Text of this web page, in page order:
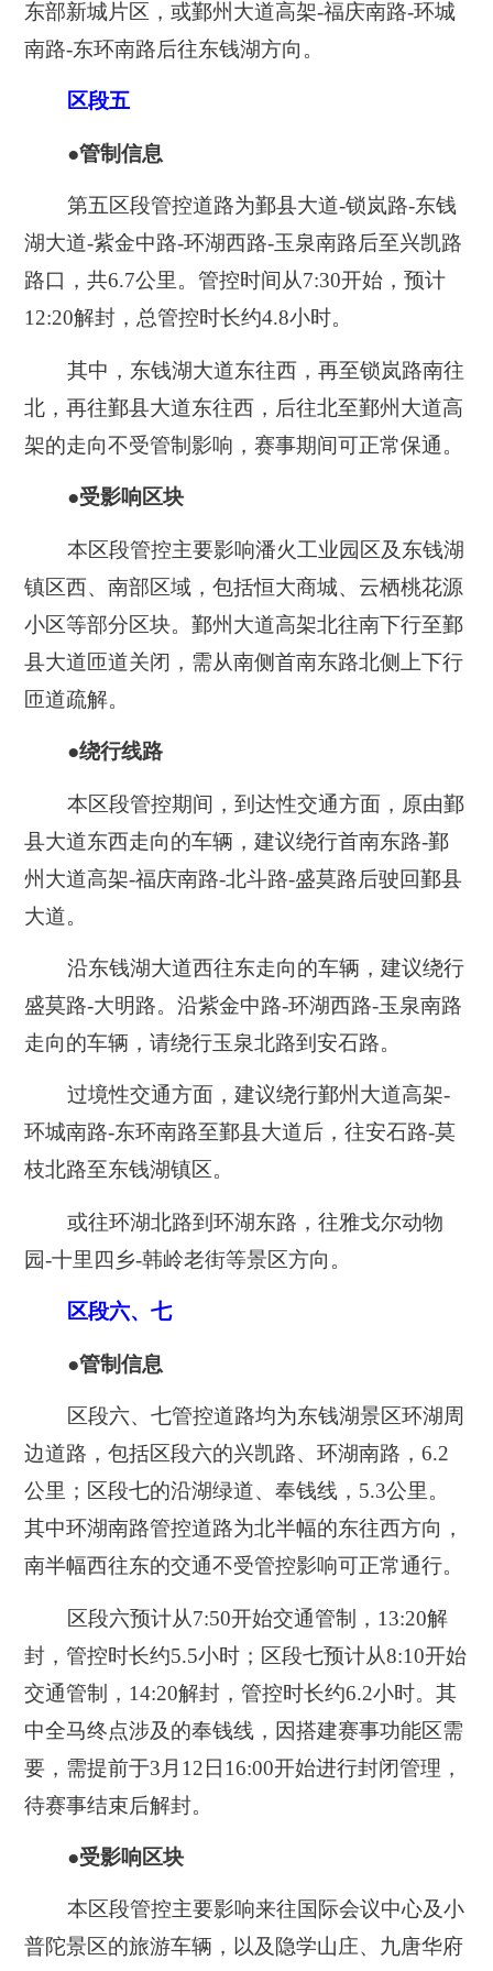
东部新城片区，或鄞州大道高架-福庆南路-环城
南路-东环南路后往东钱湖方向。
区段五
●管制信息
第五区段管控道路为鄞县大道-锁岚路-东钱
湖大道-紫金中路-环湖西路-玉泉南路后至兴凯路
路口，共6.7公里。管控时间从7:30开始，预计
12:20解封，总管控时长约4.8小时。
其中，东钱湖大道东往西，再至锁岚路南往
北，再往鄞县大道东往西，后往北至鄞州大道高
架的走向不受管制影响，赛事期间可正常保通。
●受影响区块
本区段管控主要影响潘火工业园区及东钱湖
镇区西、南部区域，包括恒大商城、云栖桃花源
小区等部分区块。鄞州大道高架北往南下行至鄞
县大道匝道关闭，需从南侧首南东路北侧上下行
匝道疏解。
●绕行线路
本区段管控期间，到达性交通方面，原由鄞
县大道东西走向的车辆，建议绕行首南东路-鄞
州大道高架-福庆南路-北斗路-盛莫路后驶回鄞县
大道。
沿东钱湖大道西往东走向的车辆，建议绕行
盛莫路-大明路。沿紫金中路-环湖西路-玉泉南路
走向的车辆，请绕行玉泉北路到安石路。
过境性交通方面，建议绕行鄞州大道高架-
环城南路-东环南路至鄞县大道后，往安石路-莫
枝北路至东钱湖镇区。
或往环湖北路到环湖东路，往雅戈尔动物
园-十里四乡-韩岭老街等景区方向。
区段六、七
●管制信息
区段六、七管控道路均为东钱湖景区环湖周
边道路，包括区段六的兴凯路、环湖南路，6.2
公里；区段七的沿湖绿道、奉钱线，5.3公里。
其中环湖南路管控道路为北半幅的东往西方向，
南半幅西往东的交通不受管控影响可正常通行。
区段六预计从7:50开始交通管制，13:20解
封，管控时长约5.5小时；区段七预计从8:10开始
交通管制，14:20解封，管控时长约6.2小时。其
中全马终点涉及的奉钱线，因搭建赛事功能区需
要，需提前于3月12日16:00开始进行封闭管理，
待赛事结束后解封。
●受影响区块
本区段管控主要影响来往国际会议中心及小
普陀景区的旅游车辆，以及隐学山庄、九唐华府